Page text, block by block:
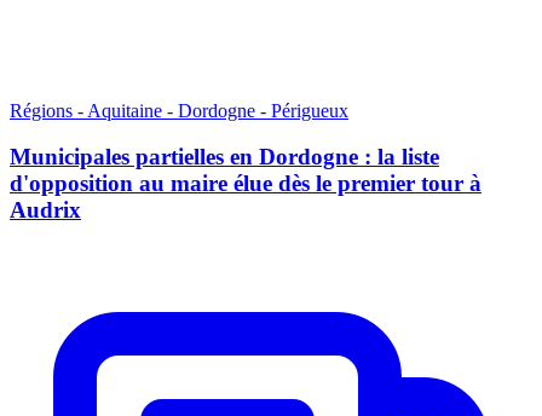
Régions - Aquitaine - Dordogne - Périgueux
Municipales partielles en Dordogne : la liste
d'opposition au maire élue dès le premier tour à
Audrix